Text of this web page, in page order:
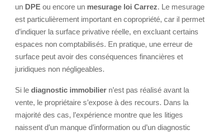
un DPE ou encore un mesurage loi Carrez. Le mesurage
est particulièrement important en copropriété, car il permet
d’indiquer la surface privative réelle, en excluant certains
espaces non comptabilisés. En pratique, une erreur de
surface peut avoir des conséquences financières et
juridiques non négligeables.
Si le diagnostic immobilier n’est pas réalisé avant la
vente, le propriétaire s’expose à des recours. Dans la
majorité des cas, l’expérience montre que les litiges
naissent d’un manque d’information ou d’un diagnostic